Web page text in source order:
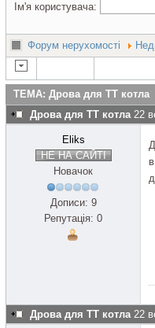
Ім'я користувача:
Форум нерухомості
ТЕМА: Дрова для ТТ котла
Дрова для ТТ котла 22
Eliks
НЕ НА САЙТІ
Новачок
Дописи: 9
Репутація: 0
Дрова для ТТ котла 22